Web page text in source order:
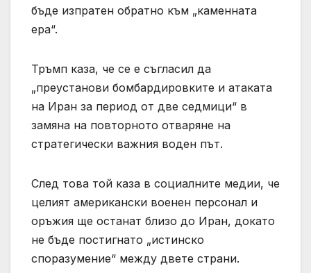
бъде изпратен обратно към „каменната
ера“.
Тръмп каза, че се е съгласил да
„преустанови бомбардировките и атаката
на Иран за период от две седмици“ в
замяна на повторното отваряне на
стратегически важния воден път.
След това той каза в социалните медии, че
целият американски военен персонал и
оръжия ще останат близо до Иран, докато
не бъде постигнато „истинско
споразумение“ между двете страни.